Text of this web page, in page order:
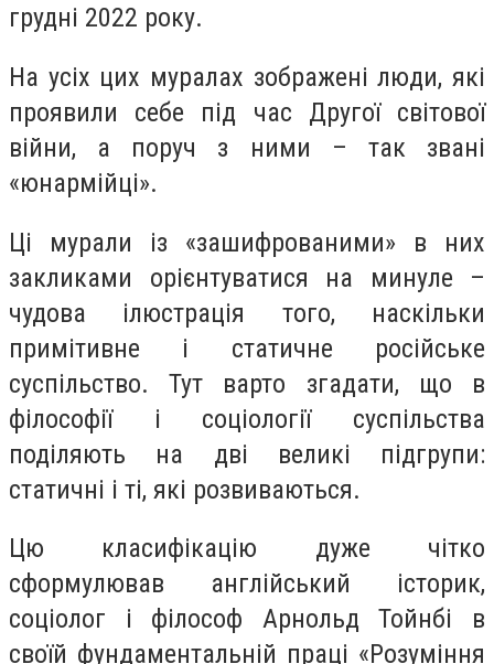
грудні 2022 року.
На усіх цих муралах зображені люди, які
проявили себе під час Другої світової
війни, а поруч з ними – так звані
«юнармійці».
Ці мурали із «зашифрованими» в них
закликами орієнтуватися на минуле –
чудова ілюстрація того, наскільки
примітивне і статичне російське
суспільство. Тут варто згадати, що в
філософії і соціології суспільства
поділяють на дві великі підгрупи:
статичні і ті, які розвиваються.
Цю класифікацію дуже чітко
сформулював англійський історик,
соціолог і філософ Арнольд Тойнбі в
своїй фундаментальній праці «Розуміння